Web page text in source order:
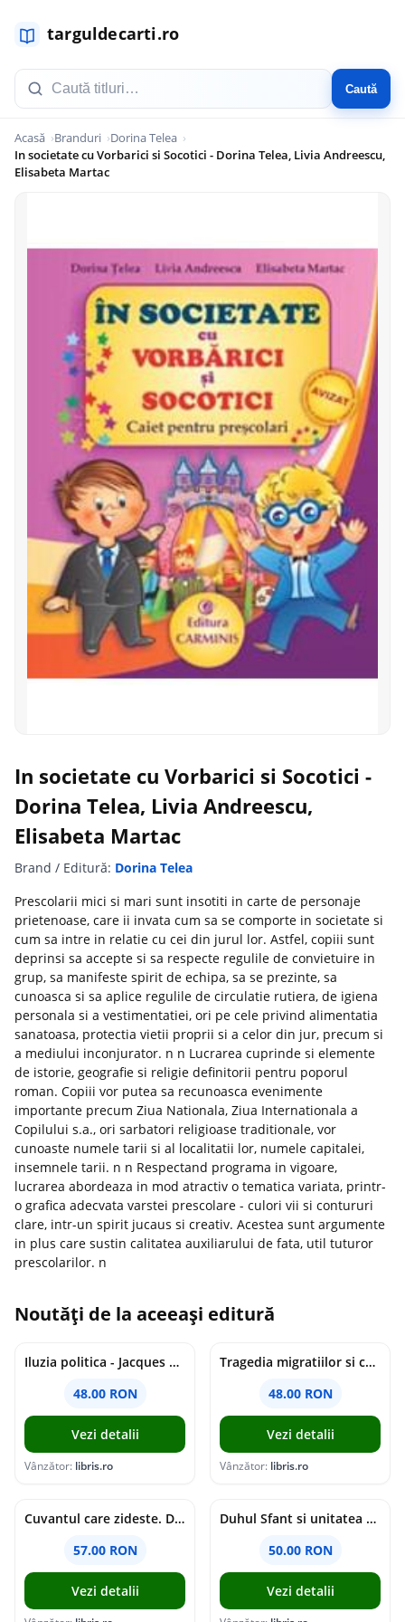
Caută
Acasă Branduri
Dorina Telea
In societate cu Vorbarici si Socotici - Dorina Telea, Livia Andreescu,
Elisabeta Martac
In societate cu Vorbarici si Socotici -
Dorina Telea, Livia Andreescu,
Elisabeta Martac
Brand / Editură: Dorina Telea
Prescolarii mici si mari sunt insotiti in carte de personaje
prietenoase, care ii invata cum sa se comporte in societate si
cum sa intre in relatie cu cei din jurul lor. Astfel, copiii sunt
deprinsi sa accepte si sa respecte regulile de convietuire in
grup, sa manifeste spirit de echipa, sa se prezinte, sa
cunoasca si sa aplice regulile de circulatie rutiera, de igiena
personala si a vestimentatiei, ori pe cele privind alimentatia
sanatoasa, protectia vietii proprii si a celor din jur, precum si
a mediului inconjurator. n n Lucrarea cuprinde si elemente
de istorie, geografie si religie definitorii pentru poporul
roman. Copiii vor putea sa recunoasca evenimente
importante precum Ziua Nationala, Ziua Internationala a
Copilului s.a., ori sarbatori religioase traditionale, vor
cunoaste numele tarii si al localitatii lor, numele capitalei,
insemnele tarii. n n Respectand programa in vigoare,
lucrarea abordeaza in mod atractiv o tematica variata, printr-
o grafica adecvata varstei prescolare - culori vii si contururi
clare, intr-un spirit jucaus si creativ. Acestea sunt argumente
in plus care sustin calitatea auxiliarului de fata, util tuturor
prescolarilor. n
Noutăți de la aceeași editură
Iluzia politica - Jacques Ellul
48.00 RON
Vezi detalii
Vânzător: libris.ro
Tragedia migratiilor si caderea imperiilor. Sfantul Augustin si noi - Chantal Delsol
48.00 RON
Vezi detalii
Vânzător: libris.ro
Cuvantul care zideste. Dialoguri - Vartan Arachelian
57.00 RON
Vezi detalii
Duhul Sfant si unitatea Bisericii. Jurnal de Conciliu - Andre Scrima
50.00 RON
Vezi detalii